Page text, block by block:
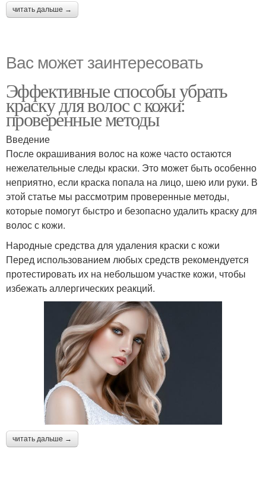
читать дальше →
Вас может заинтересовать
Эффективные способы убрать
краску для волос с кожи:
проверенные методы
Введение
После окрашивания волос на коже часто остаются
нежелательные следы краски. Это может быть особенно
неприятно, если краска попала на лицо, шею или руки. В
этой статье мы рассмотрим проверенные методы,
которые помогут быстро и безопасно удалить краску для
волос с кожи.
Народные средства для удаления краски с кожи
Перед использованием любых средств рекомендуется
протестировать их на небольшом участке кожи, чтобы
избежать аллергических реакций.
читать дальше →